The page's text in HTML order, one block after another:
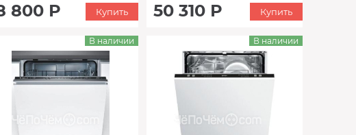
800 Р Купить 50 310 Р Купить
В наличии В наличии